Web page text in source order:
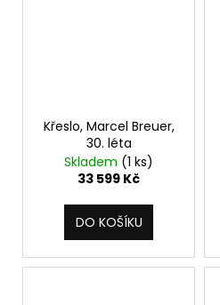
Křeslo, Marcel Breuer,
30. léta
Skladem (1 ks)
33 599 Kč
DO KOŠÍKU